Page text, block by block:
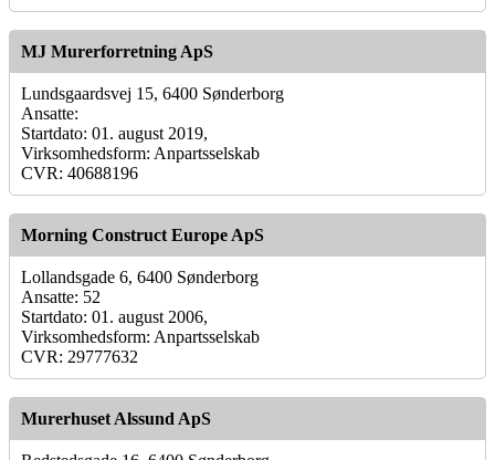
MJ Murerforretning ApS
Lundsgaardsvej 15, 6400 Sønderborg
Ansatte:
Startdato: 01. august 2019,
Virksomhedsform: Anpartsselskab
CVR: 40688196
Morning Construct Europe ApS
Lollandsgade 6, 6400 Sønderborg
Ansatte: 52
Startdato: 01. august 2006,
Virksomhedsform: Anpartsselskab
CVR: 29777632
Murerhuset Alssund ApS